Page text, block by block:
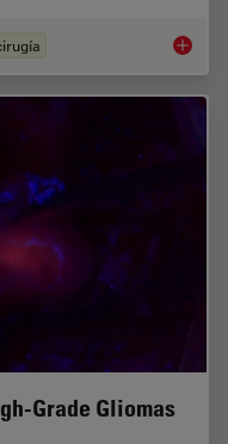
3D, AR
Grade Gliomas